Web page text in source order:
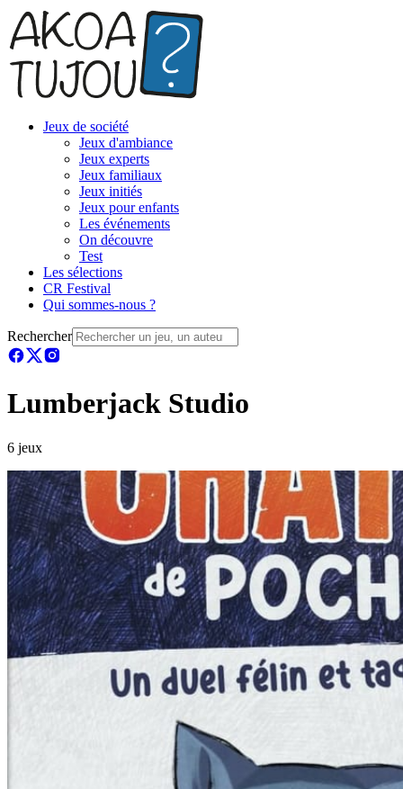
Jeux de société
Jeux d'ambiance
Jeux experts
Jeux familiaux
Jeux initiés
Jeux pour enfants
Les événements
On découvre
Test
Les sélections
CR Festival
Qui sommes-nous ?
Rechercher
Lumberjack Studio
6 jeux